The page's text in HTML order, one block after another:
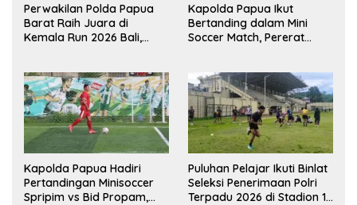
Perwakilan Polda Papua
Barat Raih Juara di
Kemala Run 2026 Bali,
Kapolda Papua Ikut
Bertanding dalam Mini
Soccer Match, Pererat
Kapolda Papua Hadiri
Pertandingan Minisoccer
Spripim vs Bid Propam,
Puluhan Pelajar Ikuti Binlat
Seleksi Penerimaan Polri
Terpadu 2026 di Stadion 16